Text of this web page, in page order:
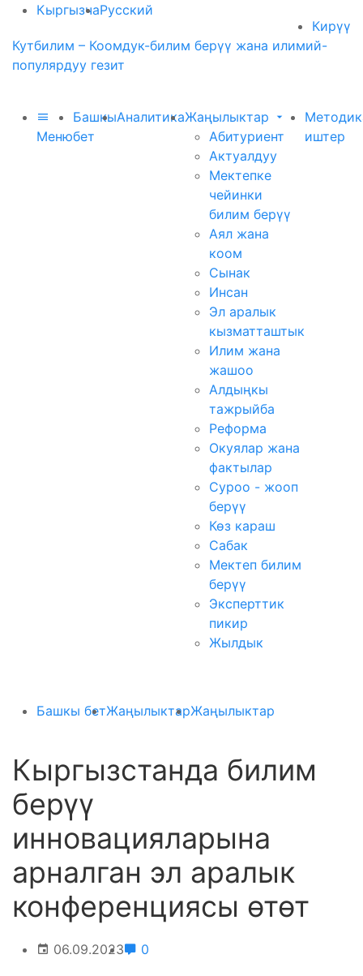
КыргызчаРусский
Кирүү
Кутбилим – Коомдук-билим берүү жана илимий-
популярдуу гезит
Меню
Башкы
бет
АналитикаЖаңылыктар
Абитуриент
Актуалдуу
Мектепке
чейинки
билим берүү
Аял жана
коом
Сынак
Инсан
Эл аралык
кызматташтык
Илим жана
жашоо
Алдыңкы
тажрыйба
Реформа
Окуялар жана
фактылар
Суроо - жооп
берүү
Көз караш
Сабак
Мектеп билим
берүү
Эксперттик
пикир
Жылдык
иштер
Башкы бетЖаңылыктарЖаңылыктар
Кыргызстанда билим
берүү
инновацияларына
арналган эл аралык
конференциясы өтөт
06.09.2023 0